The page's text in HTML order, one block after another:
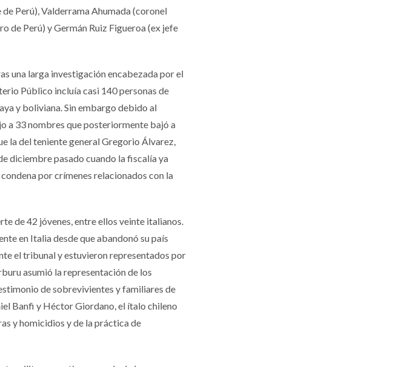
Perú), Valderrama Ahumada (coronel
de Perú) y Germán Ruiz Figueroa (ex jefe
una larga investigación encabezada por el
Público incluía casi 140 personas de
y boliviana. Sin embargo debido al
a 33 nombres que posteriormente bajó a
la del teniente general Gregorio Álvarez,
diciembre pasado cuando la fiscalía ya
por crímenes relacionados con la
de 42 jóvenes, entre ellos veinte italianos.
en Italia desde que abandonó su país
el tribunal y estuvieron representados por
asumió la representación de los
de sobrevivientes y familiares de
Banfi y Héctor Giordano, el ítalo chileno
y homicidios y de la práctica de